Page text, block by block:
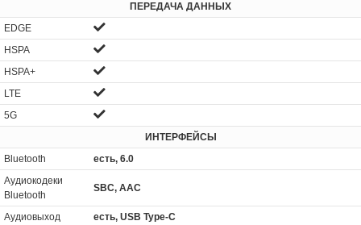
ПЕРЕДАЧА ДАННЫХ
EDGE
HSPA
HSPA+
LTE
5G
ИНТЕРФЕЙСЫ
Bluetooth
есть, 6.0
Аудиокодеки
Bluetooth
SBC, AAC
Аудиовыход
есть, USB Type-C